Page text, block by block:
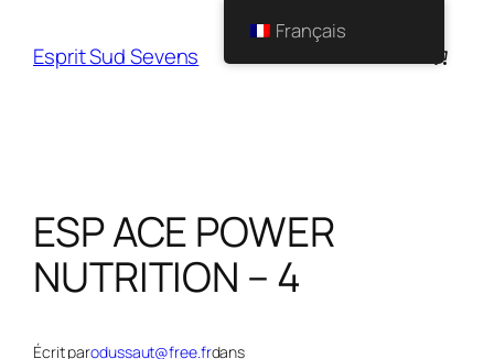
Esprit Sud Sevens
ESP ACE POWER
NUTRITION – 4
Écrit parodussaut@free.frdans
Français